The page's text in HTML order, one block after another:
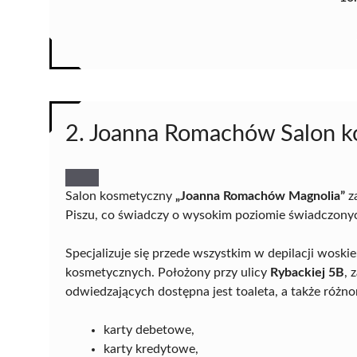
2. Joanna Romachów Salon
Salon kosmetyczny „Joanna Romachów Magnolia”
Piszu, co świadczy o wysokim poziomie
Specjalizuje się przede wszystkim w depilacji
kosmetycznych. Położony przy ulicy Rybackiej 5B,
odwiedzających dostępna jest toaleta, a także
karty debetowe,
karty kredytowe,